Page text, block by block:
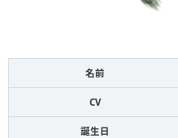
名前
CV
誕生日